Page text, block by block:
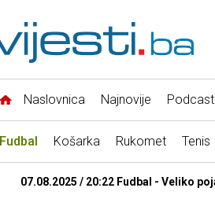
Naslovnica Najnovije Podcast
Fudbal Košarka Rukomet Tenis
07.08.2025 / 20:22 Fudbal - Veliko